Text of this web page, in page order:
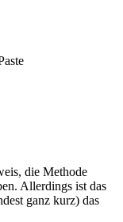
die Methode
Allerdings ist das
ganz kurz) das